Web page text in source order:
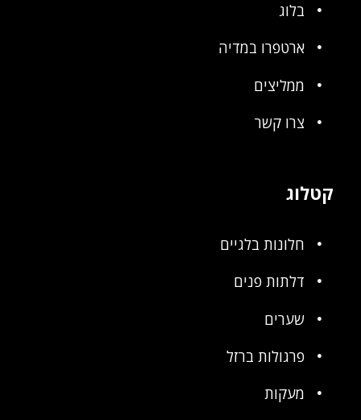
בלוג
ארטפרו במדיה
ממליצים
צרו קשר
קטלוג
חלונות בלגיים
דלתות פנים
שערים
פרגולות ברזל
מעקות